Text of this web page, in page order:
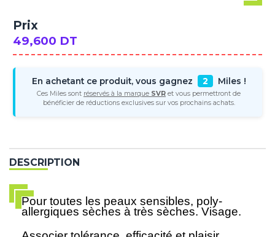
Prix
49,600 DT
En achetant ce produit, vous gagnez 2 Miles !
Ces Miles sont réservés à la marque SVR et vous permettront de
bénéficier de réductions exclusives sur vos prochains achats.
DESCRIPTION
Pour toutes les peaux sensibles, poly-
allergiques sèches à très sèches. Visage.